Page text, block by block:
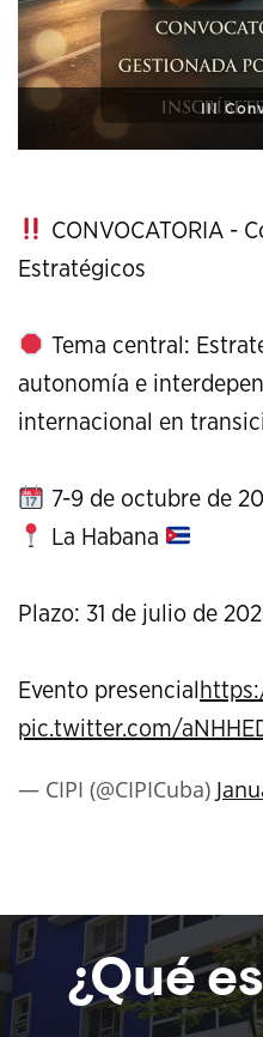
XI Conference
CONVOCATORIA -
Estratégicos
Tema central:
autonomía e
internacional en
7-9 de octubre de
La Habana
Plazo: 31 de julio de
Evento presencial
pic.twitter.com/
— CIPI (@CIPICuba)
¿Qué